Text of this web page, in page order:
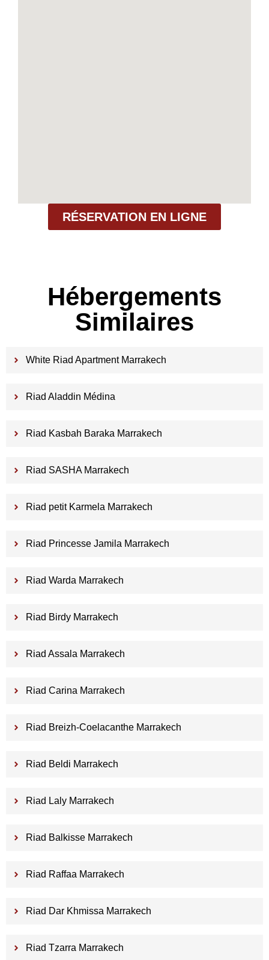
RÉSERVATION EN LIGNE
Hébergements
Similaires
White Riad Apartment Marrakech
Riad Aladdin Médina
Riad Kasbah Baraka Marrakech
Riad SASHA Marrakech
Riad petit Karmela Marrakech
Riad Princesse Jamila Marrakech
Riad Warda Marrakech
Riad Birdy Marrakech
Riad Assala Marrakech
Riad Carina Marrakech
Riad Breizh-Coelacanthe Marrakech
Riad Beldi Marrakech
Riad Laly Marrakech
Riad Balkisse Marrakech
Riad Raffaa Marrakech
Riad Dar Khmissa Marrakech
Riad Tzarra Marrakech